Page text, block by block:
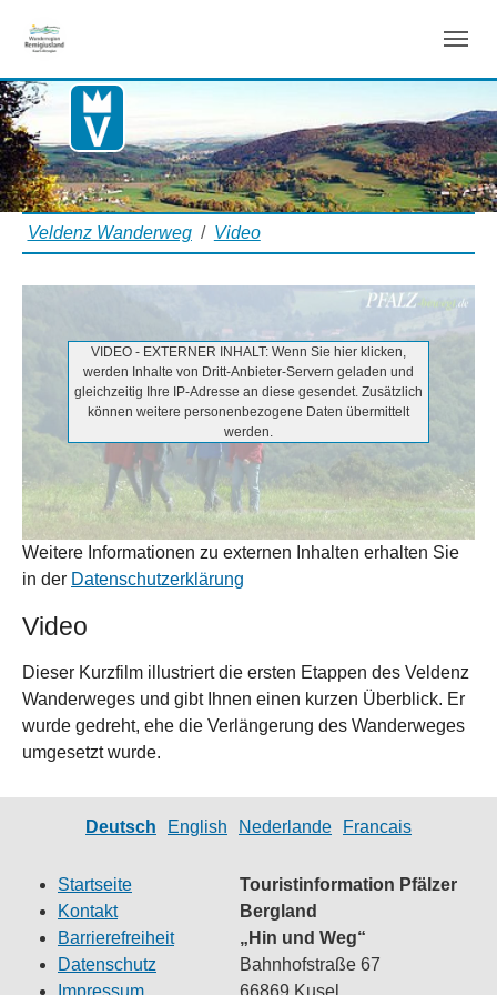
Sie sind hier:
Veldenz Wanderweg Video
VIDEO - EXTERNER INHALT: Wenn Sie hier klicken,
werden Inhalte von Dritt-Anbieter-Servern geladen und
gleichzeitig Ihre IP-Adresse an diese gesendet. Zusätzlich
können weitere personenbezogene Daten übermittelt
werden.
Weitere Informationen zu externen Inhalten erhalten Sie
in der Datenschutzerklärung
Video
Dieser Kurzfilm illustriert die ersten Etappen des Veldenz
Wanderweges und gibt Ihnen einen kurzen Überblick. Er
wurde gedreht, ehe die Verlängerung des Wanderweges
umgesetzt wurde.
Deutsch English Nederlande Francais
Startseite
Kontakt
Barrierefreiheit
Datenschutz
Impressum
Touristinformation Pfälzer
Bergland
„Hin und Weg“
Bahnhofstraße 67
66869 Kusel